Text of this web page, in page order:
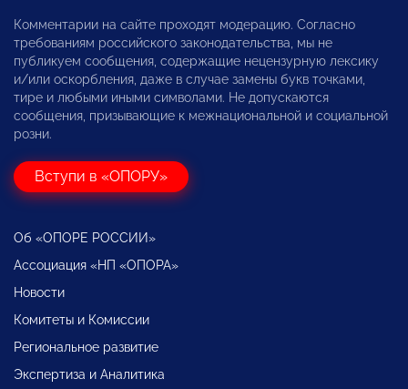
Комментарии на сайте проходят модерацию. Согласно
требованиям российского законодательства, мы не
публикуем сообщения, содержащие нецензурную лексику
и/или оскорбления, даже в случае замены букв точками,
тире и любыми иными символами. Не допускаются
сообщения, призывающие к межнациональной и социальной
розни.
Вступи в «ОПОРУ»
Об «ОПОРЕ РОССИИ»
Ассоциация «НП «ОПОРА»
Новости
Комитеты и Комиссии
Региональное развитие
Экспертиза и Аналитика